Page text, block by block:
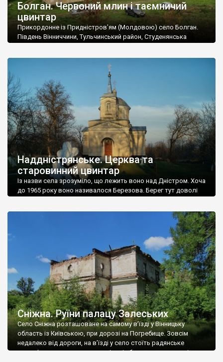
Болган. Червоний млин і таємничий
цвинтар
Прикордонне із Придністров’ям (Молдовою) село Болган.
Південь Вінниччини, Тульчинський район, Студенянська
старовинний цвинтар із кам’яними хрестами. Всі епітафії, які
збереглися, написані кирилицею, церковнослов’янською
мовою. За всіма традиційними ознаками – цвинтар
український. Хрести датуються 19 століттям. У 1924-1940
роках Болган […]
Наддністрянське. Церква та
старовинний цвинтар
Із назви села зрозуміло, що лежить воно над Дністром. Хоча
до 1965 року воно називалося Березова. Берег тут доволі
Наддністрянське відрізняється від більшості навколишніх
сіл. У селі є мурована Михайлівська церква. Точної дати […]
Сніжна. Руїни палацу Залеських
Село Сніжна розташоване на самому в’їзді у Вінницьку
область із Київською, при дорозі на Погребище. Зовсім
недалеко від дороги, на в’їзді у село стоїть радянське
рельєфне пано, яке показує жінку і яблуню, а трохи далі, десь